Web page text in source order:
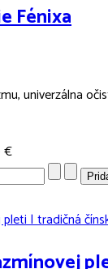
Fénixa
univerzálna
€